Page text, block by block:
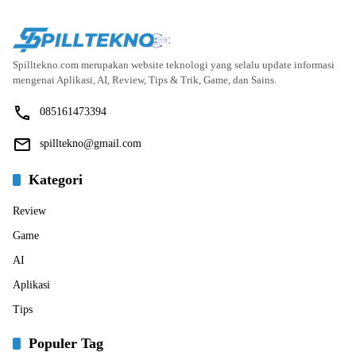
Spilltekno.com merupakan website teknologi yang selalu update informasi
mengenai Aplikasi, AI, Review, Tips & Trik, Game, dan Sains.
085161473394
spilltekno@gmail.com
Kategori
Review
Game
AI
Aplikasi
Tips
Populer Tag